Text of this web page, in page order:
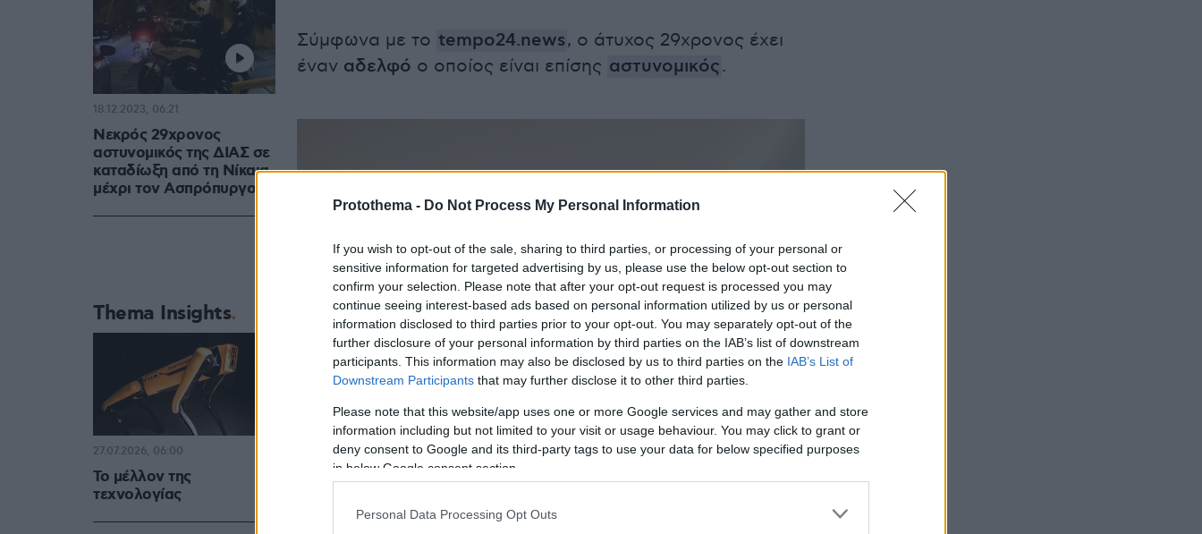
Protothema - Do Not Process My Personal Information
If you wish to opt-out of the sale, sharing to third parties, or processing of your personal or
sensitive information for targeted advertising by us, please use the below opt-out section to
confirm your selection. Please note that after your opt-out request is processed you may
continue seeing interest-based ads based on personal information utilized by us or personal
information disclosed to third parties prior to your opt-out. You may separately opt-out of the
further disclosure of your personal information by third parties on the IAB’s list of downstream
participants. This information may also be disclosed by us to third parties on the IAB’s List of
Downstream Participants that may further disclose it to other third parties.
Please note that this website/app uses one or more Google services and may gather and store
information including but not limited to your visit or usage behaviour. You may click to grant or
deny consent to Google and its third-party tags to use your data for below specified purposes
in below Google consent section.
Personal Data Processing Opt Outs
Σύμφωνα με το tempo24.news, ο άτυχος 29χρονος έχει
έναν αδελφό ο οποίος είναι επίσης αστυνομικός.
Νεκρός 29χρονος
αστυνομικός της ΔΙΑΣ σε
καταδίωξη από τη Νίκαια
μέχρι τον Ασπρόπυργο
18.12.2023, 06:21
Thema Insights
Το μέλλον της
τεχνολογίας
27.07.2026, 06:00